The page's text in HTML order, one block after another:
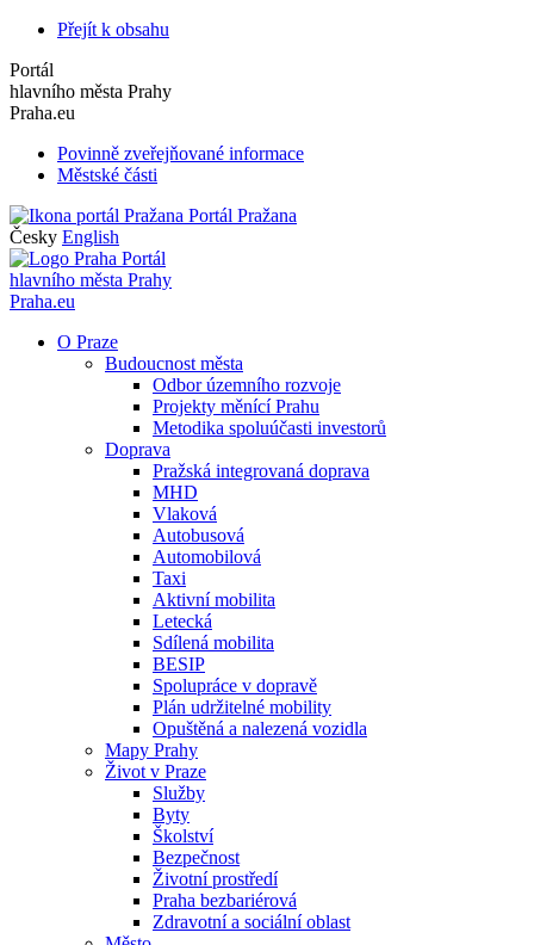
Přejít k obsahu
Portál
hlavního města Prahy
Praha.eu
Povinně zveřejňované informace
Městské části
Portál Pražana
Česky English
Portál
hlavního města Prahy
Praha.eu
O Praze
Budoucnost města
Odbor územního rozvoje
Projekty měnící Prahu
Metodika spoluúčasti investorů
Doprava
Pražská integrovaná doprava
MHD
Vlaková
Autobusová
Automobilová
Taxi
Aktivní mobilita
Letecká
Sdílená mobilita
BESIP
Spolupráce v dopravě
Plán udržitelné mobility
Opuštěná a nalezená vozidla
Mapy Prahy
Život v Praze
Služby
Byty
Školství
Bezpečnost
Životní prostředí
Praha bezbariérová
Zdravotní a sociální oblast